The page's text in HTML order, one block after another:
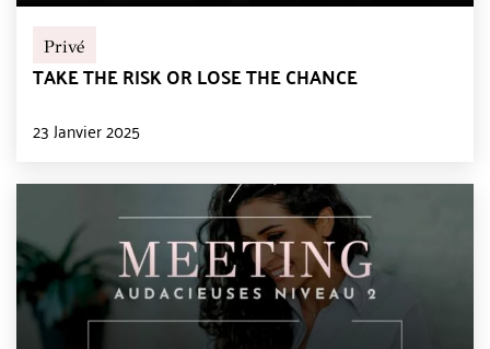
Privé
TAKE THE RISK OR LOSE THE CHANCE
23 Janvier 2025